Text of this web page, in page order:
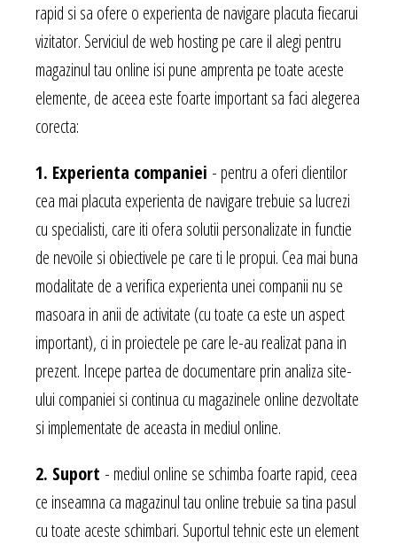
rapid si sa ofere o experienta de navigare placuta fiecarui
vizitator. Serviciul de web hosting pe care il alegi pentru
magazinul tau online isi pune amprenta pe toate aceste
elemente, de aceea este foarte important sa faci alegerea
corecta:
1. Experienta companiei - pentru a oferi clientilor
cea mai placuta experienta de navigare trebuie sa lucrezi
cu specialisti, care iti ofera solutii personalizate in functie
de nevoile si obiectivele pe care ti le propui. Cea mai buna
modalitate de a verifica experienta unei companii nu se
masoara in anii de activitate (cu toate ca este un aspect
important), ci in proiectele pe care le-au realizat pana in
prezent. Incepe partea de documentare prin analiza site-
ului companiei si continua cu magazinele online dezvoltate
si implementate de aceasta in mediul online.
2. Suport - mediul online se schimba foarte rapid, ceea
ce inseamna ca magazinul tau online trebuie sa tina pasul
cu toate aceste schimbari. Suportul tehnic este un element